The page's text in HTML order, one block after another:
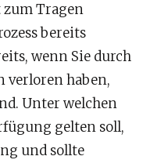
Tragen
bereits
wenn Sie durch
verloren haben,
Unter welchen
gelten soll,
und sollte